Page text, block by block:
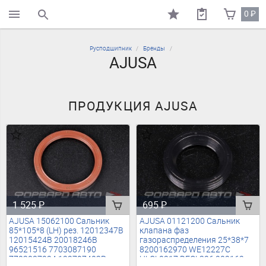
поиск по каталогу 0₽
Русподшипник Бренды
AJUSA
ПРОДУКЦИЯ AJUSA
1 525₽
AJUSA 15062100 Сальник
85*105*8 (LH) рез. 12012347B
12015424B 20018246B
96521516 7703087190
7703087224 122797403R
695₽
AJUSA 01121200 Сальник
клапана фаз
газораспределения 25*38*7
8200162970 WE12227C
HLCL0217 DECL326 202162